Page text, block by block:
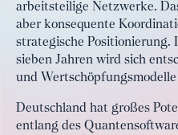
arbeitsteilige Netzwerke.
aber konsequente
strategische Positionierung.
sieben Jahren wird sich
und
Deutschland hat großes
entlang des